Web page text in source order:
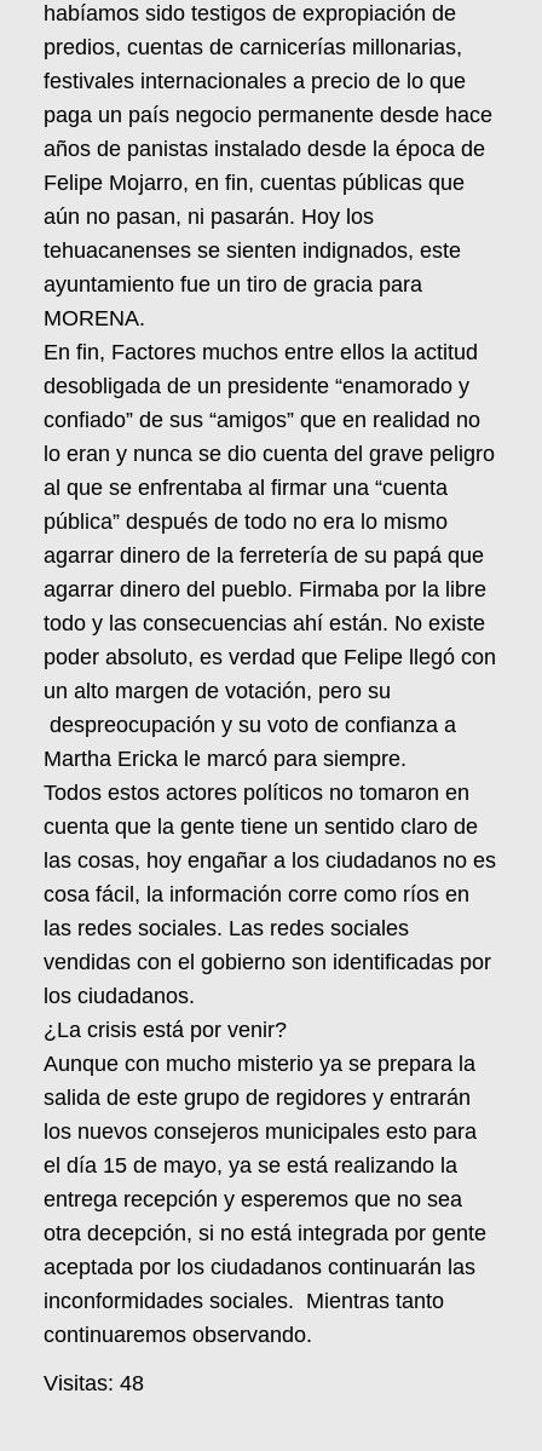
habíamos sido testigos de expropiación de
predios, cuentas de carnicerías millonarias,
festivales internacionales a precio de lo que
paga un país negocio permanente desde hace
años de panistas instalado desde la época de
Felipe Mojarro, en fin, cuentas públicas que
aún no pasan, ni pasarán. Hoy los
tehuacanenses se sienten indignados, este
ayuntamiento fue un tiro de gracia para
MORENA.
En fin, Factores muchos entre ellos la actitud
desobligada de un presidente “enamorado y
confiado” de sus “amigos” que en realidad no
lo eran y nunca se dio cuenta del grave peligro
al que se enfrentaba al firmar una “cuenta
pública” después de todo no era lo mismo
agarrar dinero de la ferretería de su papá que
agarrar dinero del pueblo. Firmaba por la libre
todo y las consecuencias ahí están. No existe
poder absoluto, es verdad que Felipe llegó con
un alto margen de votación, pero su
despreocupación y su voto de confianza a
Martha Ericka le marcó para siempre.
Todos estos actores políticos no tomaron en
cuenta que la gente tiene un sentido claro de
las cosas, hoy engañar a los ciudadanos no es
cosa fácil, la información corre como ríos en
las redes sociales. Las redes sociales
vendidas con el gobierno son identificadas por
los ciudadanos.
¿La crisis está por venir?
Aunque con mucho misterio ya se prepara la
salida de este grupo de regidores y entrarán
los nuevos consejeros municipales esto para
el día 15 de mayo, ya se está realizando la
entrega recepción y esperemos que no sea
otra decepción, si no está integrada por gente
aceptada por los ciudadanos continuarán las
inconformidades sociales. Mientras tanto
continuaremos observando.
Visitas: 48